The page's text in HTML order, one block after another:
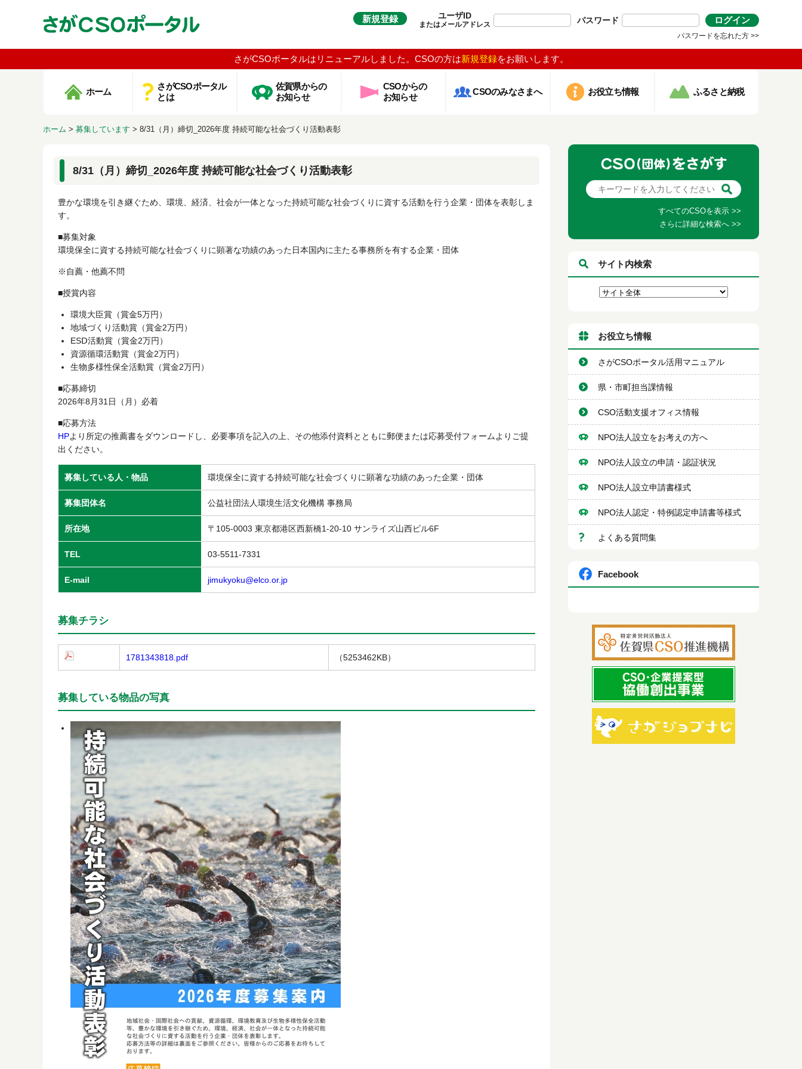
新規登録 ユーザID
またはメールアドレス パスワード ログイン
パスワードを忘れた方 >>
さがCSOポータルはリニューアルしました。CSOの方は新規登録をお願いします。
ホーム
さがCSOポータル
とは
佐賀県からの
お知らせ
CSOからの
お知らせ
CSOのみなさまへ お役立ち情報 ふるさと納税
ホーム > 募集しています > 8/31（月）締切_2026年度 持続可能な社会づくり活動表彰
8/31（月）締切_2026年度 持続可能な社会づくり活動表彰
豊かな環境を引き継ぐため、環境、経済、社会が一体となった持続可能な社会づくりに資する活動を行う企業・団体を表彰しま
す。
■募集対象
環境保全に資する持続可能な社会づくりに顕著な功績のあった日本国内に主たる事務所を有する企業・団体
※自薦・他薦不問
■授賞内容
環境大臣賞（賞金5万円）
地域づくり活動賞（賞金2万円）
ESⅮ活動賞（賞金2万円）
資源循環活動賞（賞金2万円）
生物多様性保全活動賞（賞金2万円）
■応募締切
2026年8月31日（月）必着
■応募方法
HPより所定の推薦書をダウンロードし、必要事項を記入の上、その他添付資料とともに郵便または応募受付フォームよりご提
出ください。
募集している人・物品 環境保全に資する持続可能な社会づくりに顕著な功績のあった企業・団体
募集団体名 公益社団法人環境生活文化機構 事務局
所在地 〒105-0003 東京都港区西新橋1-20-10 サンライズ山西ビル6F
TEL 03-5511-7331
E-mail jimukyoku@elco.or.jp
募集チラシ
1781343818.pdf （5253462KB）
募集している物品の写真
すべてのCSOを表示 >>
さらに詳細な検索へ >>
サイト内検索
お役立ち情報
さがCSOポータル活用マニュアル
県・市町担当課情報
CSO活動支援オフィス情報
NPO法人設立をお考えの方へ
NPO法人設立の申請・認証状況
NPO法人設立申請書様式
NPO法人認定・特例認定申請書等様式
よくある質問集
Facebook